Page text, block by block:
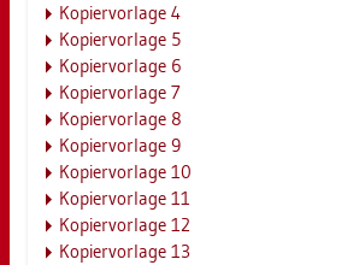
Ko­pier­vor­la­ge 4
Ko­pier­vor­la­ge 5
Ko­pier­vor­la­ge 6
Ko­pier­vor­la­ge 7
Ko­pier­vor­la­ge 8
Ko­pier­vor­la­ge 9
Ko­pier­vor­la­ge 10
Ko­pier­vor­la­ge 11
Ko­pier­vor­la­ge 12
Ko­pier­vor­la­ge 13